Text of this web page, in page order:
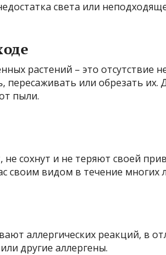
света или
растений – это отсутствие
или обрезать их.
пыли.
не сохнут и не теряют своей
своим видом в течение многих
аллергических реакций, в
другие аллергены.